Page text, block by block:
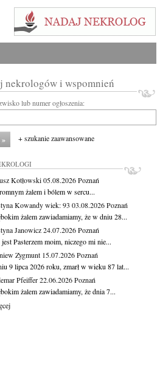
nekrologów i wspomnień
lub numer ogłoszenia:
+ szukanie zaawansowane
Kotłowski05.08.2026Poznań
żalem i bólem w sercu...
Kowandywiek: 93 03.08.2026Poznań
żalem zawiadamiamy, że w dniu 28...
Janowicz24.07.2026Poznań
jest Pasterzem moim, niczego mi nie...
Zygmunt 15.07.2026Poznań
9 lipca 2026 roku, zmarł w wieku 87 lat...
Pfeiffer22.06.2026Poznań
żalem zawiadamiamy, że dnia 7...